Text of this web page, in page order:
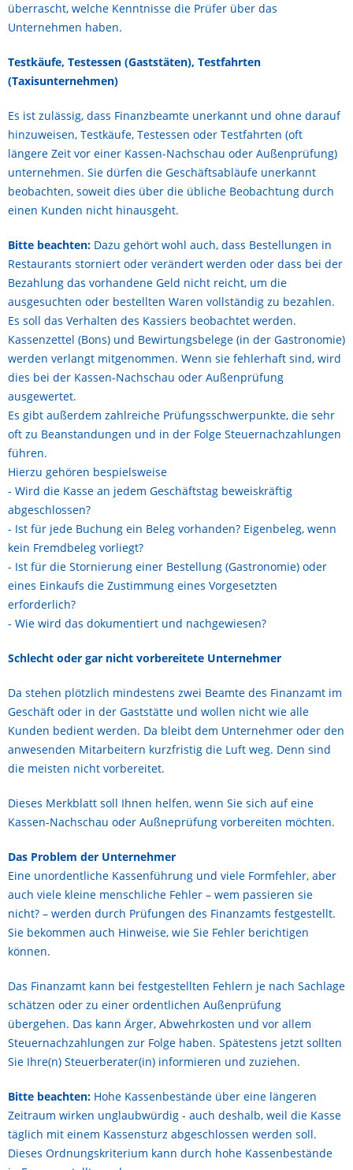
überrascht, welche Kenntnisse die Prüfer über das
Unternehmen haben.
Testkäufe, Testessen (Gaststäten), Testfahrten
(Taxisunternehmen)
Es ist zulässig, dass Finanzbeamte unerkannt und ohne darauf
hinzuweisen, Testkäufe, Testessen oder Testfahrten (oft
längere Zeit vor einer Kassen-Nachschau oder Außenprüfung)
unternehmen. Sie dürfen die Geschäftsabläufe unerkannt
beobachten, soweit dies über die übliche Beobachtung durch
einen Kunden nicht hinausgeht.
Bitte beachten: Dazu gehört wohl auch, dass Bestellungen in
Restaurants storniert oder verändert werden oder dass bei der
Bezahlung das vorhandene Geld nicht reicht, um die
ausgesuchten oder bestellten Waren vollständig zu bezahlen.
Es soll das Verhalten des Kassiers beobachtet werden.
Kassenzettel (Bons) und Bewirtungsbelege (in der Gastronomie)
werden verlangt mitgenommen. Wenn sie fehlerhaft sind, wird
dies bei der Kassen-Nachschau oder Außenprüfung
ausgewertet.
Es gibt außerdem zahlreiche Prüfungsschwerpunkte, die sehr
oft zu Beanstandungen und in der Folge Steuernachzahlungen
führen.
Hierzu gehören bespielsweise
- Wird die Kasse an jedem Geschäftstag beweiskräftig
abgeschlossen?
- Ist für jede Buchung ein Beleg vorhanden? Eigenbeleg, wenn
kein Fremdbeleg vorliegt?
- Ist für die Stornierung einer Bestellung (Gastronomie) oder
eines Einkaufs die Zustimmung eines Vorgesetzten
erforderlich?
- Wie wird das dokumentiert und nachgewiesen?
Schlecht oder gar nicht vorbereitete Unternehmer
Da stehen plötzlich mindestens zwei Beamte des Finanzamt im
Geschäft oder in der Gaststätte und wollen nicht wie alle
Kunden bedient werden. Da bleibt dem Unternehmer oder den
anwesenden Mitarbeitern kurzfristig die Luft weg. Denn sind
die meisten nicht vorbereitet.
Dieses Merkblatt soll Ihnen helfen, wenn Sie sich auf eine
Kassen-Nachschau oder Außneprüfung vorbereiten möchten.
Das Problem der Unternehmer
Eine unordentliche Kassenführung und viele Formfehler, aber
auch viele kleine menschliche Fehler – wem passieren sie
nicht? – werden durch Prüfungen des Finanzamts festgestellt.
Sie bekommen auch Hinweise, wie Sie Fehler berichtigen
können.
Das Finanzamt kann bei festgestellten Fehlern je nach Sachlage
schätzen oder zu einer ordentlichen Außenprüfung
übergehen. Das kann Ärger, Abwehrkosten und vor allem
Steuernachzahlungen zur Folge haben. Spätestens jetzt sollten
Sie Ihre(n) Steuerberater(in) informieren und zuziehen.
Bitte beachten: Hohe Kassenbestände über eine längeren
Zeitraum wirken unglaubwürdig - auch deshalb, weil die Kasse
täglich mit einem Kassensturz abgeschlossen werden soll.
Dieses Ordnungskriterium kann durch hohe Kassenbestände